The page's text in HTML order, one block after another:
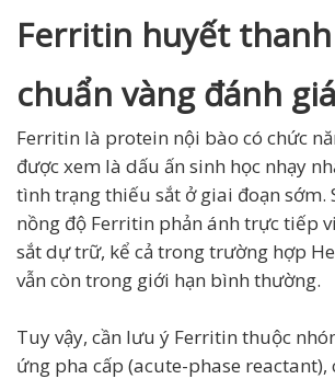
Ferritin huyết thanh
chuẩn vàng đánh
Ferritin là protein nội bào có chức
được xem là dấu ấn sinh học nhạy
tình trạng thiếu sắt ở giai đoạn sớm.
nồng độ Ferritin phản ánh trực tiếp
sắt dự trữ, kể cả trong trường hợp
vẫn còn trong giới hạn bình thường.
Tuy vậy, cần lưu ý Ferritin thuộc
ứng pha cấp (acute-phase reactant),